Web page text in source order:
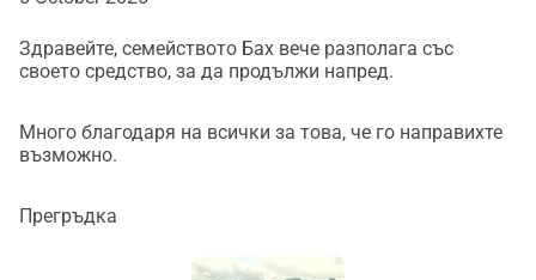
Здравейте, семейството Бах вече разполага със
своето средство, за да продължи напред.
Много благодаря на всички за това, че го направихте
възможно.
Прегръдка